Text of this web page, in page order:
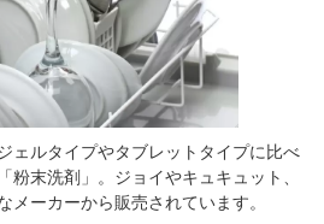
ェルタイプやタブレットタイプに比べ
粉末洗剤」。ジョイやキュキュット、
メーカーから販売されています。